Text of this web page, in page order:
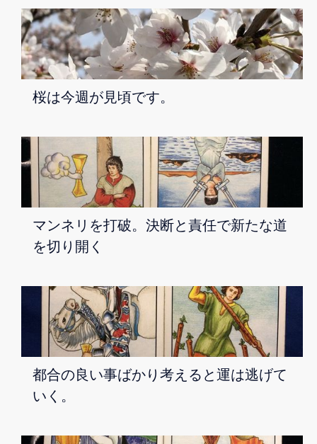
桜は今週が見頃です。
マンネリを打破。決断と責任で新たな道
を切り開く
都合の良い事ばかり考えると運は逃げて
いく。